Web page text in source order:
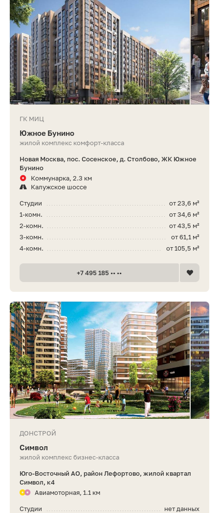
ГК МИЦ
Южное Бунино
жилой комплекс комфорт-класса
Новая Москва, пос. Сосенское, д. Столбово, ЖК Южное
Бунино
Коммунарка, 2.3 км
Калужское шоссе
от 23,6 м²
Студии
от 34,6 м²
1-комн.
от 43,5 м²
2-комн.
от 61,1 м²
3-комн.
от 105,5 м²
4-комн.
+7 495 185 •• ••
ДОНСТРОЙ
Символ
жилой комплекс бизнес-класса
Юго-Восточный АО, район Лефортово, жилой квартал
Символ, к4
Авиамоторная, 1.1 км
нет данных
Студии